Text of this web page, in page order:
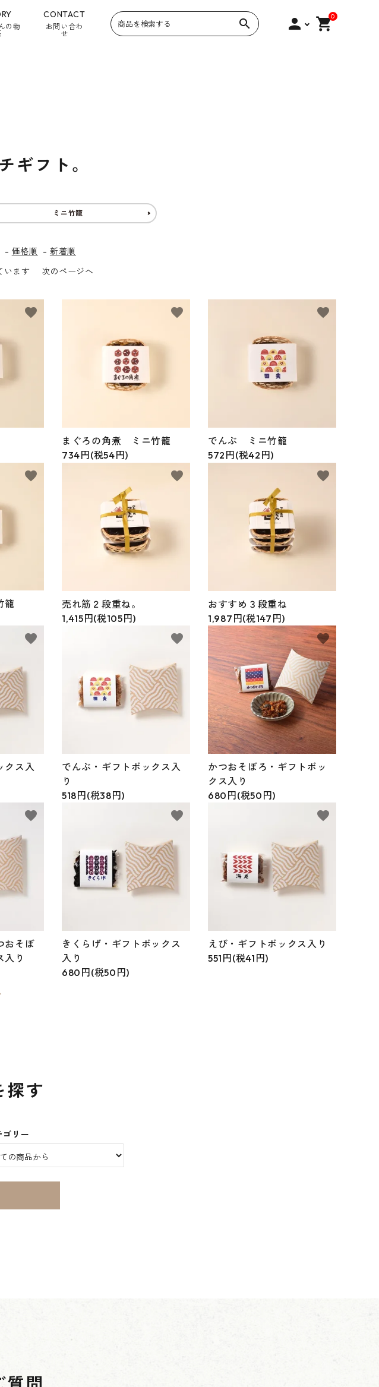
の物
CONTACT
お問い合わ
せ
search person 0
shopping_cart
ギフト。
ミニ竹籠
- 価格順 - 新着順
います
次のページへ
favorite
まぐろの角煮 ミニ竹籠
734円(税54円)
favorite
でんぶ ミニ竹籠
572円(税42円)
favorite
籠
favorite
売れ筋２段重ね。
1,415円(税105円)
favorite
おすすめ３段重ね
1,987円(税147円)
favorite
クス入
favorite
でんぶ・ギフトボックス入
り
518円(税38円)
favorite
かつおそぼろ・ギフトボッ
クス入り
680円(税50円)
favorite
おそぼ
入り
favorite
きくらげ・ギフトボックス
入り
680円(税50円)
favorite
えび・ギフトボックス入り
551円(税41円)
favorite
探す
ゴリー